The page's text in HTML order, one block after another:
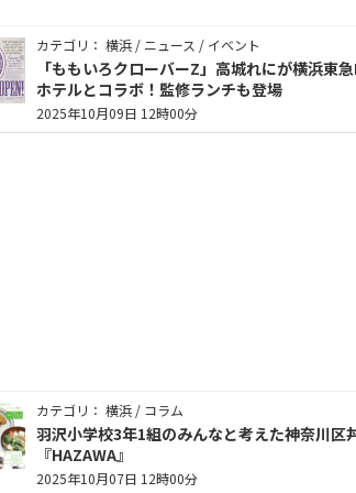
カテゴリ： 横浜 / ニュース / イベント
「ももいろクローバーZ」高城れにが横浜東急
ホテルとコラボ！監修ランチも登場
2025年10月09日 12時00分
カテゴリ： 横浜 / コラム
羽沢小学校3年1組のみんなと考えた神奈川区
『HAZAWA』
2025年10月07日 12時00分